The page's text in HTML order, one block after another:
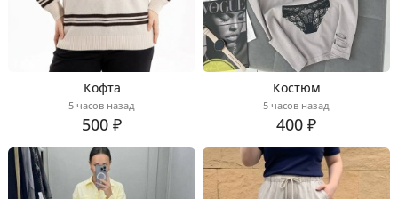
Кофта
5 часов назад
500 ₽
Костюм
5 часов назад
400 ₽